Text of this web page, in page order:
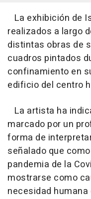
La exhibición de
realizados a largo
distintas obras de
cuadros pintados
confinamiento en
edificio del centro
La artista ha
marcado por un
forma de
señalado que
pandemia de la
mostrarse como
necesidad